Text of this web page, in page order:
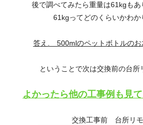
後で調べてみたら重量は61kgもあ
61kgってどのくらいかわか
答え. 500mlのペットボトルのお
ということで次は交換前の台所
よかったら他の工事例も見
交換工事前 台所リ